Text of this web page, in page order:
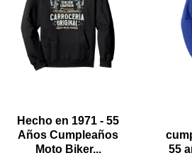
Hecho en 1971 - 55
Años Cumpleaños
Moto Biker...
55